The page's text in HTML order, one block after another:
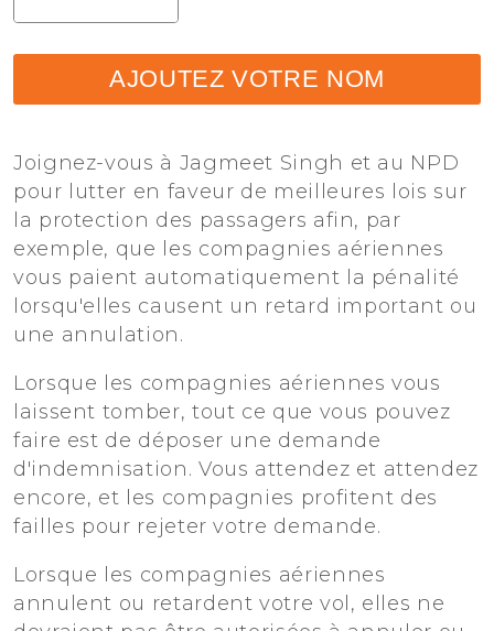
AJOUTEZ VOTRE NOM
Joignez-vous à Jagmeet Singh et au NPD
pour lutter en faveur de meilleures lois sur
la protection des passagers afin, par
exemple, que les compagnies aériennes
vous paient automatiquement la pénalité
lorsqu'elles causent un retard important ou
une annulation.
Lorsque les compagnies aériennes vous
laissent tomber, tout ce que vous pouvez
faire est de déposer une demande
d'indemnisation. Vous attendez et attendez
encore, et les compagnies profitent des
failles pour rejeter votre demande.
Lorsque les compagnies aériennes
annulent ou retardent votre vol, elles ne